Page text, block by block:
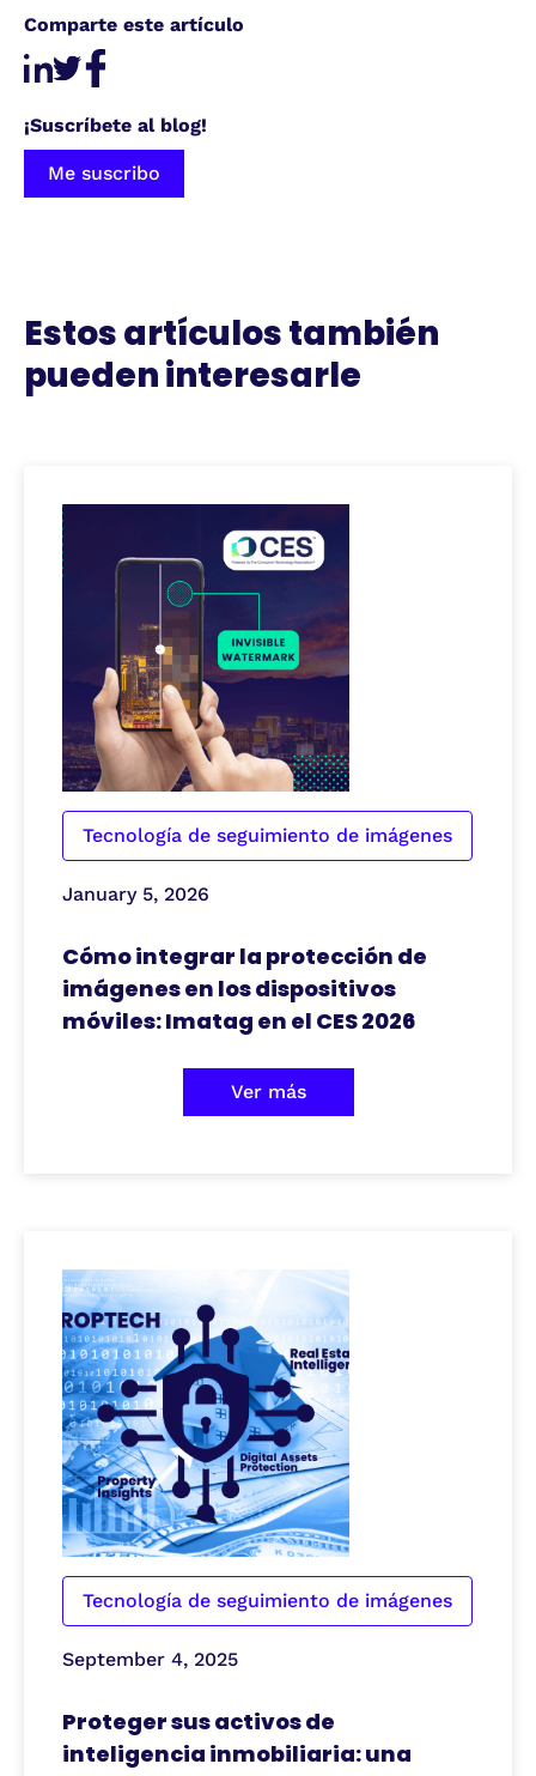
Comparte este artículo
¡Suscríbete al blog!
Me suscribo
Estos artículos también
pueden interesarle
Tecnología de seguimiento de imágenes
January 5, 2026
Cómo integrar la protección de
imágenes en los dispositivos
móviles: Imatag en el CES 2026
Ver más
Tecnología de seguimiento de imágenes
September 4, 2025
Proteger sus activos de
inteligencia inmobiliaria: una